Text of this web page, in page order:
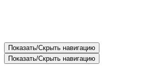
Показать/Скрыть навигацию
Показать/Скрыть навигацию